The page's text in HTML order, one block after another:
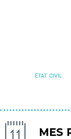
ÉTAT CIVIL
MES